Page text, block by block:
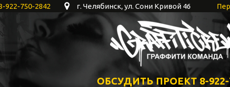
922-750-2842 г. Челябинск,ул. Сони Кривой 46
ОБСУДИТЬ ПРОЕКТ 8-922-